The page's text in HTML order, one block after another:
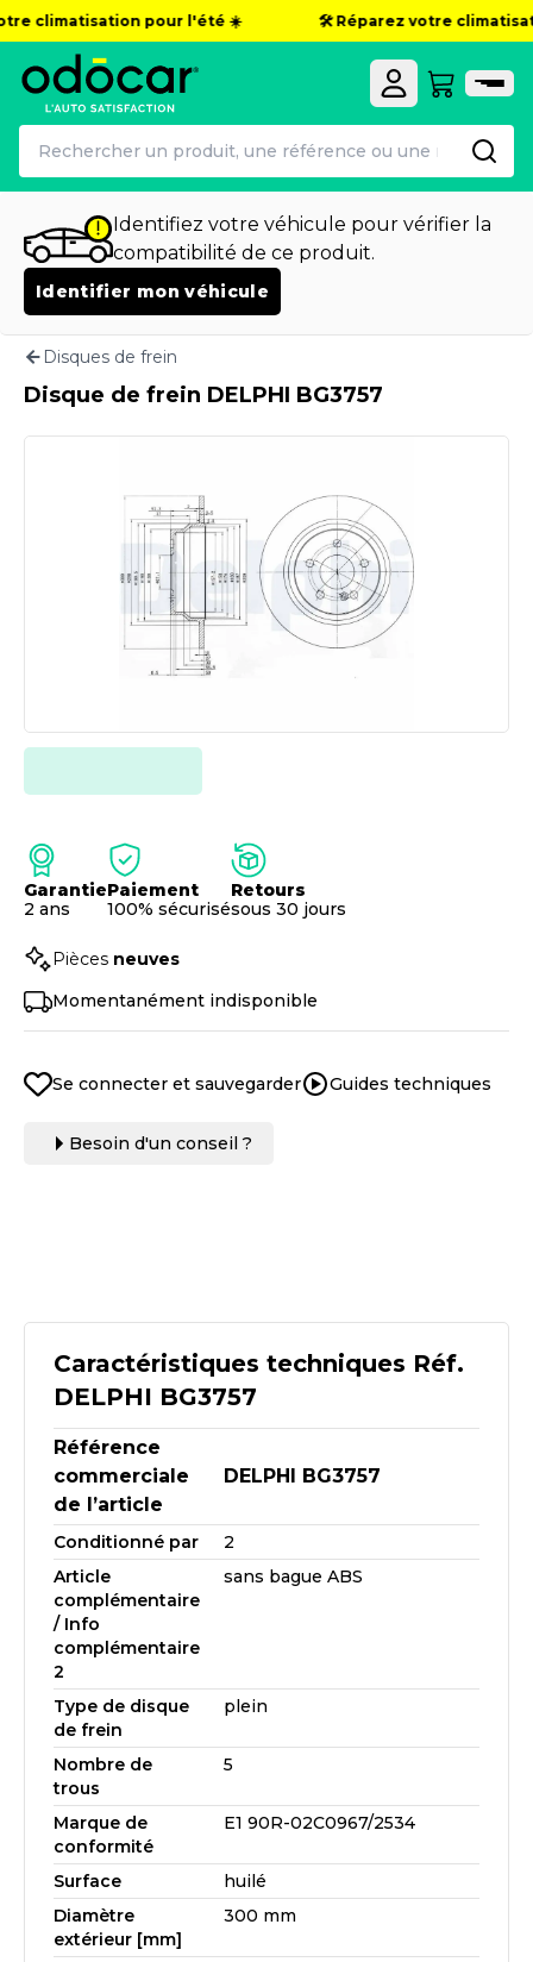
climatisation pour l'été ☀️ 🛠️ Réparez votre
Identifiez votre véhicule pour vérifier la
compatibilité de ce produit.
Identifier mon véhicule
Disques de frein
Caractéristiques techniques Réf.
DELPHI BG3757
Référence
commerciale
de l’article
DELPHI BG3757
Conditionné par
2
Article
complémentaire
/ Info
complémentaire
2
sans bague ABS
Type de disque
de frein
plein
Nombre de
trous
5
Marque de
conformité
E1 90R-02C0967/2534
Surface
huilé
Diamètre
extérieur [mm]
300 mm
Disque de frein DELPHI BG3757
Garantie
2 ans
Paiement
100% sécurisé
Retours
sous 30 jours
Pièces neuves
Momentanément indisponible
Se connecter et sauvegarder Guides techniques
Besoin d'un conseil ?